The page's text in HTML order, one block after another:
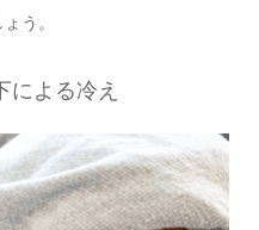
う。
よる冷え